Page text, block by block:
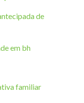
de
em bh
familiar